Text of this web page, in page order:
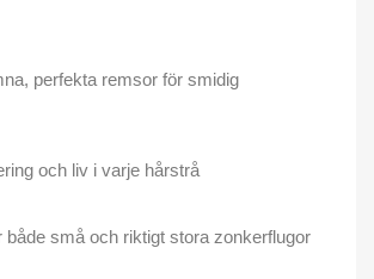
perfekta remsor för smidig
och liv i varje hårstrå
både små och riktigt stora zonkerflugor